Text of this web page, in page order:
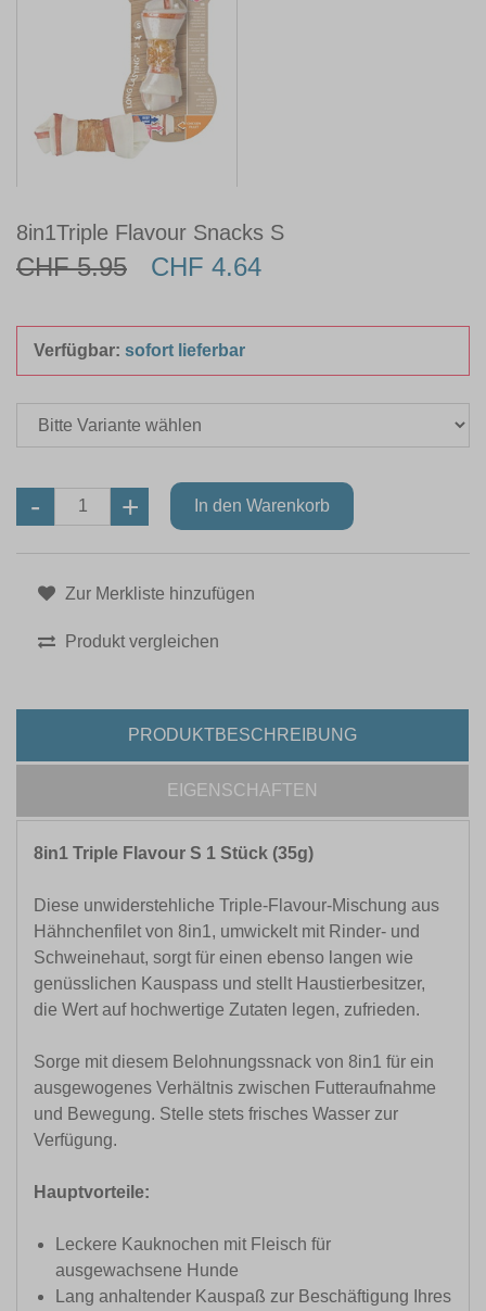
8in1Triple Flavour Snacks S
CHF 5.95 CHF 4.64
Verfügbar: sofort lieferbar
Zur Merkliste hinzufügen
Produkt vergleichen
PRODUKTBESCHREIBUNG
EIGENSCHAFTEN
8in1 Triple Flavour S 1 Stück (35g)
Diese unwiderstehliche Triple-Flavour-Mischung aus
Hähnchenfilet von 8in1, umwickelt mit Rinder- und
Schweinehaut, sorgt für einen ebenso langen wie
genüsslichen Kauspass und stellt Haustierbesitzer,
die Wert auf hochwertige Zutaten legen, zufrieden.
Sorge mit diesem Belohnungssnack von 8in1 für ein
ausgewogenes Verhältnis zwischen Futteraufnahme
und Bewegung. Stelle stets frisches Wasser zur
Verfügung.
Hauptvorteile:
Leckere Kauknochen mit Fleisch für
ausgewachsene Hunde
Lang anhaltender Kauspaß zur Beschäftigung Ihres